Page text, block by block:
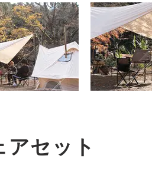
セット